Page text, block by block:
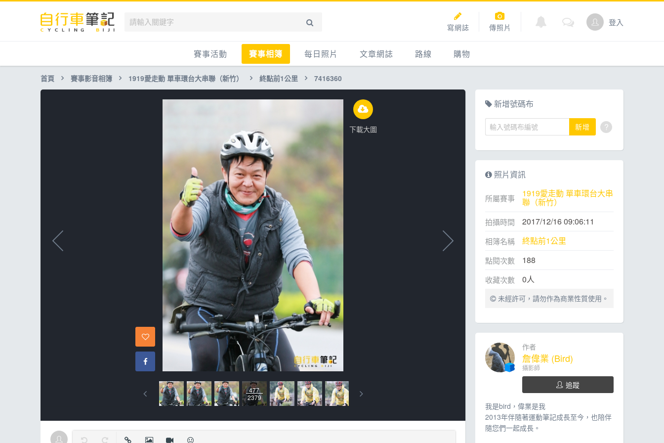
寫網誌 傳照片 登入
賽事活動
國內
國外
跟著筆記騎車去
賽事相簿
賽事影音相簿
自行車好影片
每日照片 文章網誌
知識
新聞
產品
路線 購物
點數商城
首頁 賽事影音相簿 1919愛走動 單車環台大串聯（新竹） 終點前1公里 7416360
下載大圖
477
2379
新增號碼布
新增 ?
照片資訊
所屬賽事 1919愛走動 單車環台大串
聯（新竹）
拍攝時間 2017/12/16 09:06:11
相簿名稱 終點前1公里
點閱次數 188
收藏次數 0人
未經許可，請勿作為商業性質使用。
作者
詹偉業 (Bird)
攝影師
追蹤
我是bird，偉業是我
2013年伴隨著運動筆記成長至今，也陪伴
隨您們一起成長。